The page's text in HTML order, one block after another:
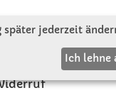
& Versand
Rücksendung
jederzeit
Ich lehne